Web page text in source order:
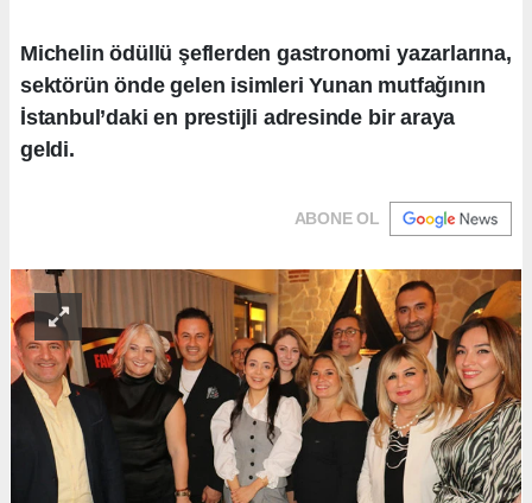
Michelin ödüllü şeflerden gastronomi yazarlarına,
sektörün önde gelen isimleri Yunan mutfağının
İstanbul’daki en prestijli adresinde bir araya
geldi.
ABONE OL